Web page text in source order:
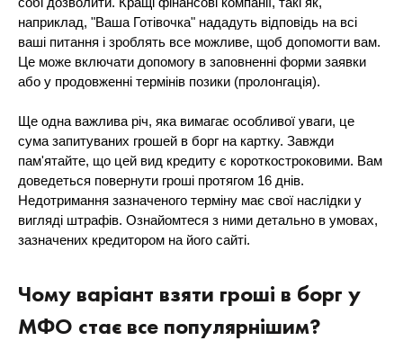
наприклад, "Ваша Готівочка" нададуть відповідь на всі
ваші питання і зроблять все можливе, щоб допомогти вам.
Це може включати допомогу в заповненні форми заявки
або у продовженні термінів позики (пролонгація).
Ще одна важлива річ, яка вимагає особливої ​​уваги, це
сума запитуваних грошей в борг на картку. Завжди
пам'ятайте, що цей вид кредиту є короткостроковими. Вам
доведеться повернути гроші протягом 16 днів.
Недотримання зазначеного терміну має свої наслідки у
вигляді штрафів. Ознайомтеся з ними детально в умовах,
зазначених кредитором на його сайті.
Чому варіант взяти гроші в борг у
МФО стає все популярнішим?